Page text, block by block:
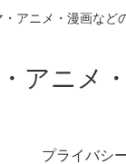
・アニメ・漫画など
アニメ
プライバシ